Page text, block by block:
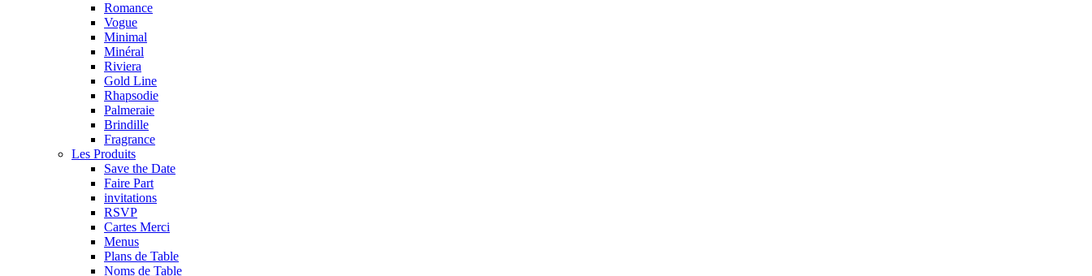
Romance
Vogue
Minimal
Minéral
Riviera
Gold Line
Rhapsodie
Palmeraie
Brindille
Fragrance
Les Produits
Save the Date
Faire Part
invitations
RSVP
Cartes Merci
Menus
Plans de Table
Noms de Table